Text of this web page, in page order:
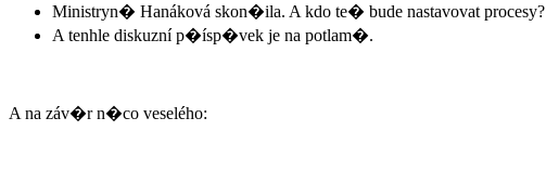
Ministryn� Hanáková skon�ila. A kdo te� bude nastavovat procesy?
A tenhle diskuzní p�ísp�vek je na potlam�.
A na záv�r n�co veselého: